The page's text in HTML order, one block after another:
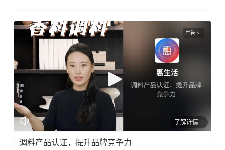
广告
了解详情
调料产品认证，提升品牌竞争力